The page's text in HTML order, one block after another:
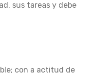
sus tareas y debe
con a actitud de